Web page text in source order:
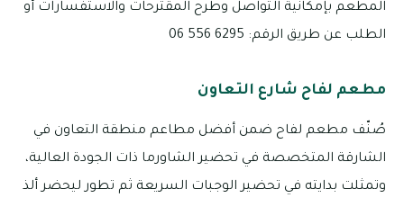
المطعم بإمكانية التواصل وطرح المقترحات والاستفسارات أو
الطلب عن طريق الرقم: 6295 556 06
مطعم لفاح شارع التعاون
صُنّف مطعم لفاح ضمن أفضل مطاعم منطقة التعاون في
الشارقة المتخصصة في تحضير الشاورما ذات الجودة العالية،
وتمثلت بدايته في تحضير الوجبات السريعة ثم تطور ليحضر ألذ